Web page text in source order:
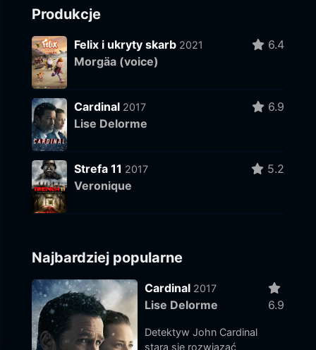
Produkcje
Felix i ukryty skarb 2021
Morgäa (voice)
6.4
Cardinal 2017
Lise Delorme
6.9
Strefa 11 2017
Veronique
5.2
Najbardziej popularne
Cardinal 2017
Lise Delorme
Detektyw John Cardinal
stara się rozwiązać
6.9